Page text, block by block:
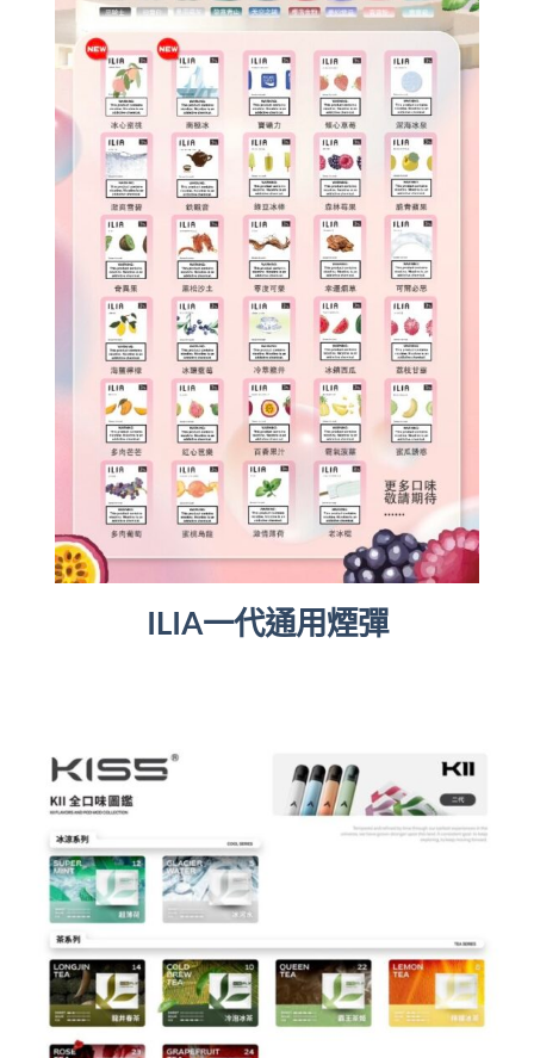
ILIA一代通用煙彈